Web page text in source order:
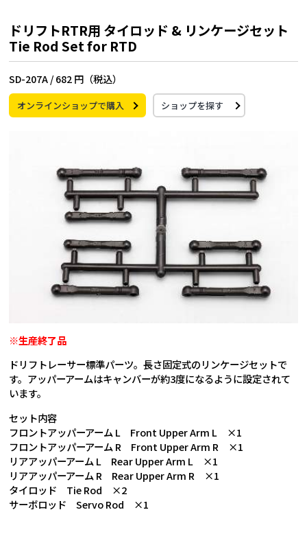
ドリフトRTR用 タイロッド & リンケージセット
Tie Rod Set for RTD
SD-207A / 682 円（税込）
オンラインショップで購入 ショップを探す
※生産終了品
ドリフトレーサー標準パーツ。長さ固定式のリンケージセットで
す。アッパーアームはキャンバーが約3度になるように設定されて
います。
セット内容
フロントアッパーアーム L Front Upper Arm L ×1
フロントアッパーアーム R Front Upper Arm R ×1
リアアッパーアーム L Rear Upper Arm L ×1
リアアッパーアーム R Rear Upper Arm R ×1
タイロッド Tie Rod ×2
サーボロッド Servo Rod ×1